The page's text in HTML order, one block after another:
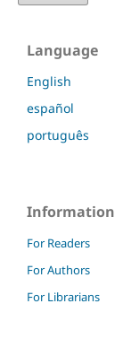
Language
English
español
português
Information
For Readers
For Authors
For Librarians